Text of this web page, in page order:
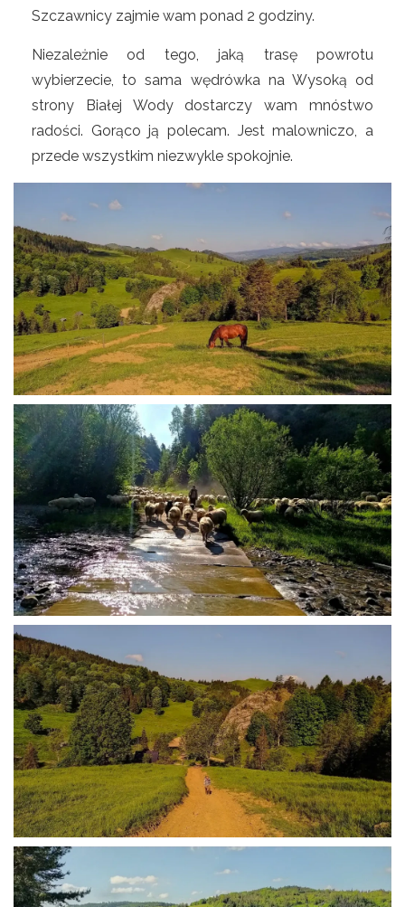
Szczawnicy zajmie wam ponad 2 godziny.
Niezależnie od tego, jaką trasę powrotu
wybierzecie, to sama wędrówka na Wysoką od
strony Białej Wody dostarczy wam mnóstwo
radości. Gorąco ją polecam. Jest malowniczo, a
przede wszystkim niezwykle spokojnie.